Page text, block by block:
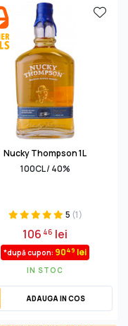
Nucky Thompson 1L
100CL / 40%
5 (1)
106 46 lei
*după cupon: 9049 lei
IN STOC
ADAUGA IN COS